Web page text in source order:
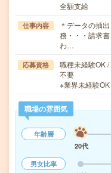
全額支給
仕事内容
＊データの抽
務・・・請求
わ…
応募資格
職種未経験OK
不要
※業界未経験OK
職場の雰囲気
年齢層
20代
男女比率